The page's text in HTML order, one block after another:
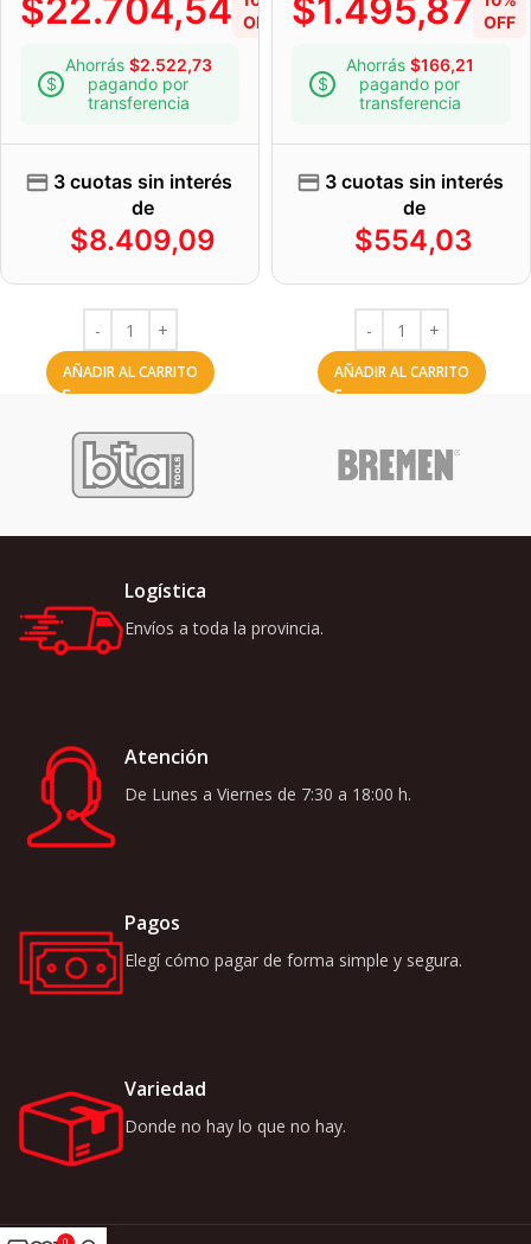
$22.704,54 OFF
Ahorrás $2.522,73
pagando por
transferencia
3 cuotas sin interés
de
$8.409,09
AÑADIR AL CARRITO
$1.495,87 OFF
Ahorrás $166,21
pagando por
transferencia
3 cuotas sin interés
de
$554,03
AÑADIR AL CARRITO
Logística
Envíos a toda la provincia.
Atención
De Lunes a Viernes de 7:30 a 18:00 h.
Pagos
Elegí cómo pagar de forma simple y segura.
Variedad
Donde no hay lo que no hay.